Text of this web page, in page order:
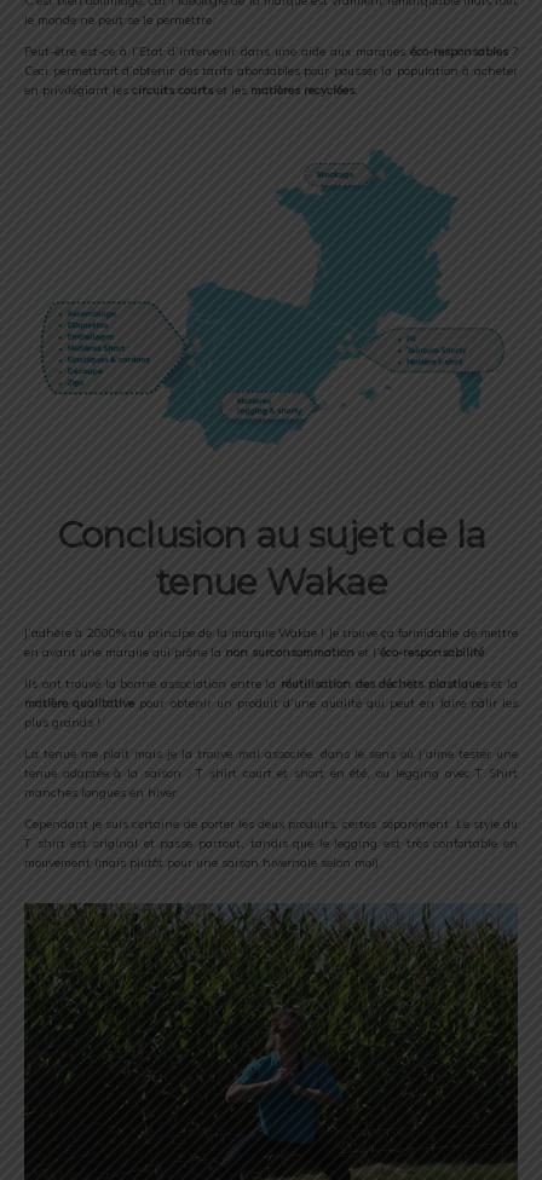
le monde ne peut se le permettre.
Peut-être est-ce à l’Etat d’intervenir dans une aide aux marques éco-responsables ?
Ceci permettrait d’obtenir des tarifs abordables pour pousser la population à acheter
en privilégiant les circuits courts et les matières recyclées.
Conclusion au sujet de la
tenue Wakae
J’adhère à 2000% au principe de la marque Wakae ! Je trouve ça formidable de mettre
en avant une marque qui prône la non surconsommation et l’éco-responsabilité
Ils ont trouvé la bonne association entre la réutilisation des déchets plastiqueset la
matière qualitative pour obtenir un produit d’une qualité qui peut en faire pâlir les
plus grands !
La tenue me plait mais je la trouve mal associée, dans le sens où j’aime tester une
tenue adaptée à la saison : T shirt court et short en été, ou legging avec T Shirt
manches longues en hiver.
Cependant je suis certaine de porter les deux produits, certes séparément. Le style du
T shirt est original et passe partout, tandis que le legging est très confortable en
mouvement (mais plutôt pour une saison hivernale selon moi).